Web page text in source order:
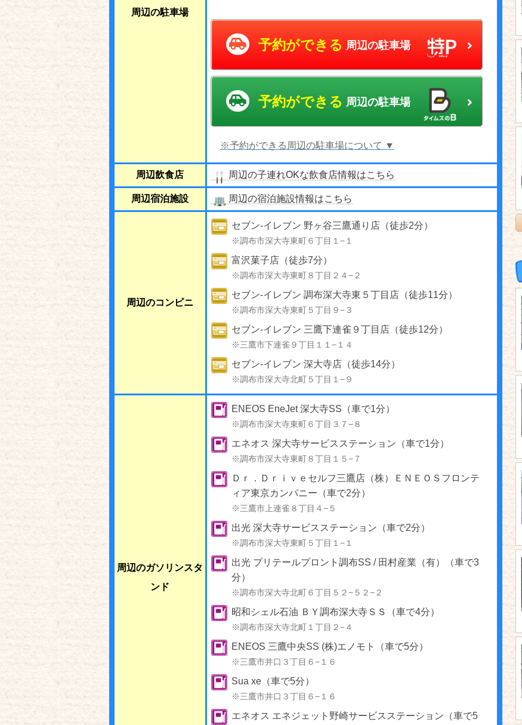
周辺の駐車場
予約ができる 周辺の駐車場
予約ができる 周辺の駐車場
※予約ができる周辺の駐車場について ▼
周辺飲食店 周辺の子連れOKな飲食店情報はこちら
周辺宿泊施設 周辺の宿泊施設情報はこちら
周辺のコンビニ
セブン-イレブン 野ヶ谷三鷹通り店（徒歩2分）
※調布市深大寺東町６丁目１−１
富沢菓子店（徒歩7分）
※調布市深大寺東町８丁目２４−２
セブン-イレブン 調布深大寺東５丁目店（徒歩11分）
※調布市深大寺東町５丁目９−３
セブン-イレブン 三鷹下連雀９丁目店（徒歩12分）
※三鷹市下連雀９丁目１１−１４
セブン‐イレブン 深大寺店（徒歩14分）
※調布市深大寺北町５丁目１−９
周辺のガソリンスタ
ンド
ENEOS EneJet 深大寺SS（車で1分）
※調布市深大寺東町６丁目３７−８
エネオス 深大寺サービスステーション（車で1分）
※調布市深大寺東町８丁目１５−７
Ｄｒ．Ｄｒｉｖｅセルフ三鷹店（株）ＥＮＥＯＳフロンテ
ィア東京カンパニー（車で2分）
※三鷹市上連雀８丁目４−５
出光 深大寺サービスステーション（車で2分）
※調布市深大寺東町５丁目１−１
出光 プリテールプロント調布SS / 田村産業（有）（車で3
分）
※調布市深大寺北町６丁目５２−５２−２
昭和シェル石油 ＢＹ調布深大寺ＳＳ（車で4分）
※調布市深大寺北町１丁目２−４
ENEOS 三鷹中央SS (株)エノモト（車で5分）
※三鷹市井口３丁目６−１６
Sua xe（車で5分）
※三鷹市井口３丁目６−１６
エネオス エネジェット野崎サービスステーション（車で5